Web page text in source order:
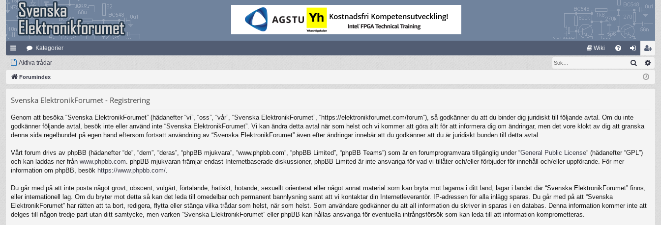
na
bb
ar
Kategorier Wiki
og li
m
Aktiva trådar Sök
Forumindex
Svenska ElektronikForumet - Registrering
Genom att besöka “Svenska ElektronikForumet” (hädanefter “vi”, “oss”, “vår”, “Svenska ElektronikForumet”, “https://elektronikforumet.com/forum”), så godkänner du att du binder dig juridiskt till följande avtal. Om du inte
godkänner följande avtal, besök inte eller använd inte “Svenska ElektronikForumet”. Vi kan ändra detta avtal när som helst och vi kommer att göra allt för att informera dig om ändringar, men det vore klokt av dig att granska
denna sida regelbundet på egen hand eftersom fortsatt användning av “Svenska ElektronikForumet” även efter ändringar innebär att du godkänner att du är juridiskt bunden till detta avtal.
Vårt forum drivs av phpBB (hädanefter “de”, “dem”, “deras”, “phpBB mjukvara”, “www.phpbb.com”, “phpBB Limited”, “phpBB Teams”) som är en forumprogramvara tillgänglig under “General Public License” (hädanefter “GPL”)
och kan laddas ner från www.phpbb.com . phpBB mjukvaran främjar endast Internetbaserade diskussioner, phpBB Limited är inte ansvariga för vad vi tillåter och/eller förbjuder för innehåll och/eller uppförande. För mer
information om phpBB, besök https://www.phpbb.com/
Du går med på att inte posta något grovt, obscent, vulgärt, förtalande, hatiskt, hotande, sexuellt orienterat eller något annat material som kan bryta mot lagarna i ditt land, lagar i landet där “Svenska ElektronikForumet” finns,
eller internationell lag. Om du bryter mot detta så kan det leda till omedelbar och permanent bannlysning samt att vi kontaktar din Internetleverantör. IP-adressen för alla inlägg sparas. Du går med på att “Svenska
ElektronikForumet” har rätten att ta bort, redigera, flytta eller stänga vilka trådar som helst, när som helst. Som användare godkänner du att all information du skriver in sparas i en databas. Denna information kommer inte att
delges till någon tredje part utan ditt samtycke, men varken “Svenska ElektronikForumet” eller phpBB kan hållas ansvariga för eventuella intrångsförsök som kan leda till att information komprometteras.